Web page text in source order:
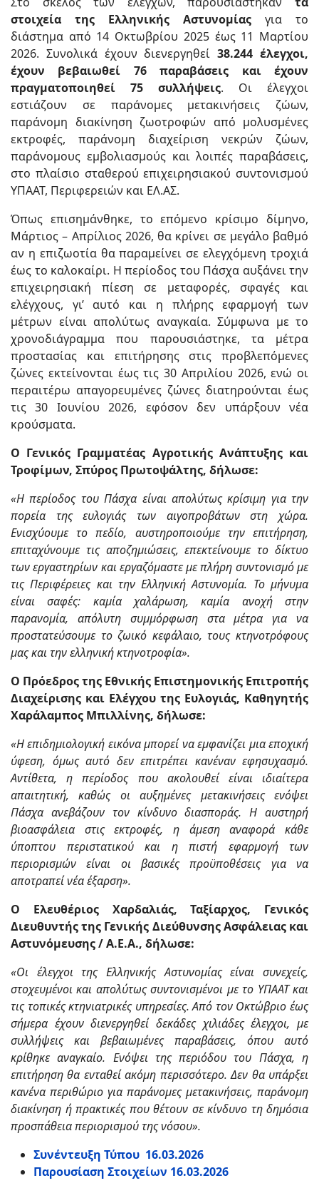
στοιχεία της Ελληνικής Αστυνομίας για το
διάστημα από 14 Οκτωβρίου 2025 έως 11 Μαρτίου
2026. Συνολικά έχουν διενεργηθεί38.244 έλεγχοι,
έχουν βεβαιωθεί 76 παραβάσεις και έχουν
πραγματοποιηθεί 75 συλλήψεις. Οι έλεγχοι
εστιάζουν σε παράνομες μετακινήσεις ζώων,
παράνομη διακίνηση ζωοτροφών από μολυσμένες
εκτροφές, παράνομη διαχείριση νεκρών ζώων,
παράνομους εμβολιασμούς και λοιπές παραβάσεις,
στο πλαίσιο σταθερού επιχειρησιακού συντονισμού
ΥΠΑΑΤ, Περιφερειών και ΕΛ.ΑΣ.
Όπως επισημάνθηκε, το επόμενο κρίσιμο δίμηνο,
Μάρτιος – Απρίλιος 2026, θα κρίνει σε μεγάλο βαθμό
αν η επιζωοτία θα παραμείνει σε ελεγχόμενη τροχιά
έως το καλοκαίρι. Η περίοδος του Πάσχα αυξάνει την
επιχειρησιακή πίεση σε μεταφορές, σφαγές και
ελέγχους, γι’ αυτό και η πλήρης εφαρμογή των
μέτρων είναι απολύτως αναγκαία. Σύμφωνα με το
χρονοδιάγραμμα που παρουσιάστηκε, τα μέτρα
προστασίας και επιτήρησης στις προβλεπόμενες
ζώνες εκτείνονται έως τις 30 Απριλίου 2026, ενώ οι
περαιτέρω απαγορευμένες ζώνες διατηρούνται έως
τις 30 Ιουνίου 2026, εφόσον δεν υπάρξουν νέα
κρούσματα.
Ο Γενικός Γραμματέας Αγροτικής Ανάπτυξης και
Τροφίμων, Σπύρος Πρωτοψάλτης, δήλωσε:
«Η περίοδος του Πάσχα είναι απολύτως κρίσιμη για την
πορεία της ευλογιάς των αιγοπροβάτων στη χώρα.
Ενισχύουμε το πεδίο, αυστηροποιούμε την επιτήρηση,
επιταχύνουμε τις αποζημιώσεις, επεκτείνουμε το δίκτυο
των εργαστηρίων και εργαζόμαστε με πλήρη συντονισμό με
τις Περιφέρειες και την Ελληνική Αστυνομία. Το μήνυμα
είναι σαφές: καμία χαλάρωση, καμία ανοχή στην
παρανομία, απόλυτη συμμόρφωση στα μέτρα για να
προστατεύσουμε το ζωικό κεφάλαιο, τους κτηνοτρόφους
μας και την ελληνική κτηνοτροφία».
Ο Πρόεδρος της Εθνικής Επιστημονικής Επιτροπής
Διαχείρισης και Ελέγχου της Ευλογιάς, Καθηγητής
Χαράλαμπος Μπιλλίνης, δήλωσε:
«Η επιδημιολογική εικόνα μπορεί να εμφανίζει μια εποχική
ύφεση, όμως αυτό δεν επιτρέπει κανέναν εφησυχασμό.
Αντίθετα, η περίοδος που ακολουθεί είναι ιδιαίτερα
απαιτητική, καθώς οι αυξημένες μετακινήσεις ενόψει
Πάσχα ανεβάζουν τον κίνδυνο διασποράς. Η αυστηρή
βιοασφάλεια στις εκτροφές, η άμεση αναφορά κάθε
ύποπτου περιστατικού και η πιστή εφαρμογή των
περιορισμών είναι οι βασικές προϋποθέσεις για να
αποτραπεί νέα έξαρση».
Ο Ελευθέριος Χαρδαλιάς, Ταξίαρχος, Γενικός
Διευθυντής της Γενικής Διεύθυνσης Ασφάλειας και
Αστυνόμευσης / Α.Ε.Α., δήλωσε:
«Οι έλεγχοι της Ελληνικής Αστυνομίας είναι συνεχείς,
στοχευμένοι και απολύτως συντονισμένοι με το ΥΠΑΑΤ και
τις τοπικές κτηνιατρικές υπηρεσίες. Από τον Οκτώβριο έως
σήμερα έχουν διενεργηθεί δεκάδες χιλιάδες έλεγχοι, με
συλλήψεις και βεβαιωμένες παραβάσεις, όπου αυτό
κρίθηκε αναγκαίο. Ενόψει της περιόδου του Πάσχα, η
επιτήρηση θα ενταθεί ακόμη περισσότερο. Δεν θα υπάρξει
κανένα περιθώριο για παράνομες μετακινήσεις, παράνομη
διακίνηση ή πρακτικές που θέτουν σε κίνδυνο τη δημόσια
προσπάθεια περιορισμού της νόσου».
Συνέντευξη Τύπου 16.03.2026
Παρουσίαση Στοιχείων 16.03.2026